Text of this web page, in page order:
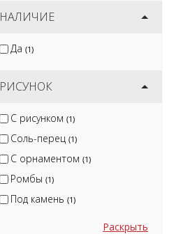
НАЛИЧИЕ
Да (1)
РИСУНОК
С рисунком (1)
Соль-перец (1)
С орнаментом (1)
Ромбы (1)
Под камень (1)
Раскрыть